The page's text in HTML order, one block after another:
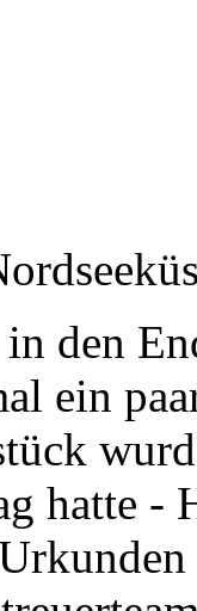
den
ein
hatte